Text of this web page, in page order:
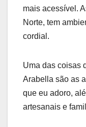
mais acessível.
Norte, tem
cordial.
Uma das coisas
Arabella são as
que eu adoro,
artesanais e